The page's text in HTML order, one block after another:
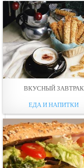
ВКУСНЫЙ ЗАВТРАК
ЕДА И НАПИТКИ